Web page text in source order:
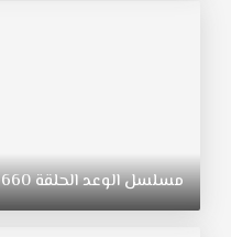
مسلسلالوعدالحلقة660